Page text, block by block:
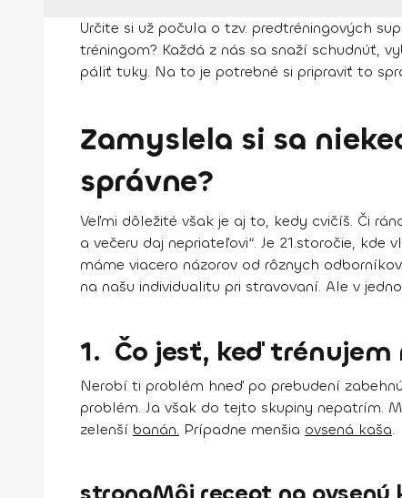
Určite si už počula o tzv. predtréningových
tréningom? Každá z nás sa snaží schudnúť,
páliť tuky. Na to je potrebné si pripraviť to
Zamyslela si sa
správne?
Veľmi dôležité však je aj to, kedy cvičíš. Či
a večeru daj nepriateľovi“. Je 21.storočie,
máme viacero názorov od rôznych
na našu individualitu pri stravovaní. Ale v
1. Čo jesť, keď trénujem
Nerobí ti problém hneď po prebudení
problém. Ja však do tejto skupiny nepatrím.
zelenší banán. Prípadne menšia ovsená kaša.